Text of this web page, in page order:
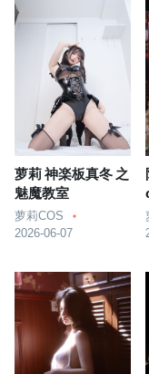
萝莉 神楽板真冬 之
魅魔教室
萝莉COS
2026-06-07